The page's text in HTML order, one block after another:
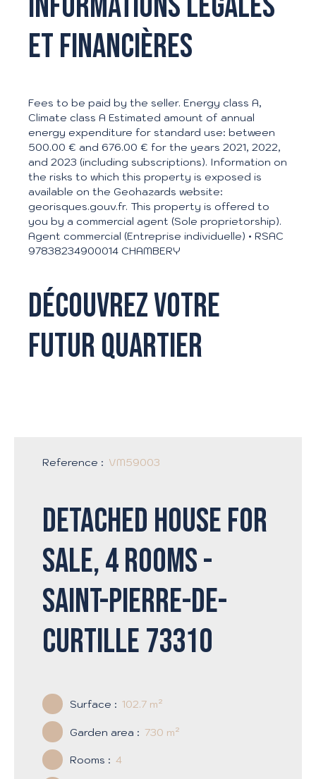
et financières
Fees to be paid by the seller. Energy class A,
Climate class A Estimated amount of annual
energy expenditure for standard use: between
500.00 € and 676.00 € for the years 2021, 2022,
and 2023 (including subscriptions). Information on
the risks to which this property is exposed is
available on the Geohazards website:
georisques.gouv.fr. This property is offered to
you by a commercial agent (Sole proprietorship).
Agent commercial (Entreprise individuelle) • RSAC
97838234900014 CHAMBERY
Découvrez votre
futur quartier
Reference : VM59003
Detached house for
sale, 4 rooms -
Saint-Pierre-de-
Curtille 73310
Surface : 102.7 m²
Garden area : 730 m²
Rooms : 4